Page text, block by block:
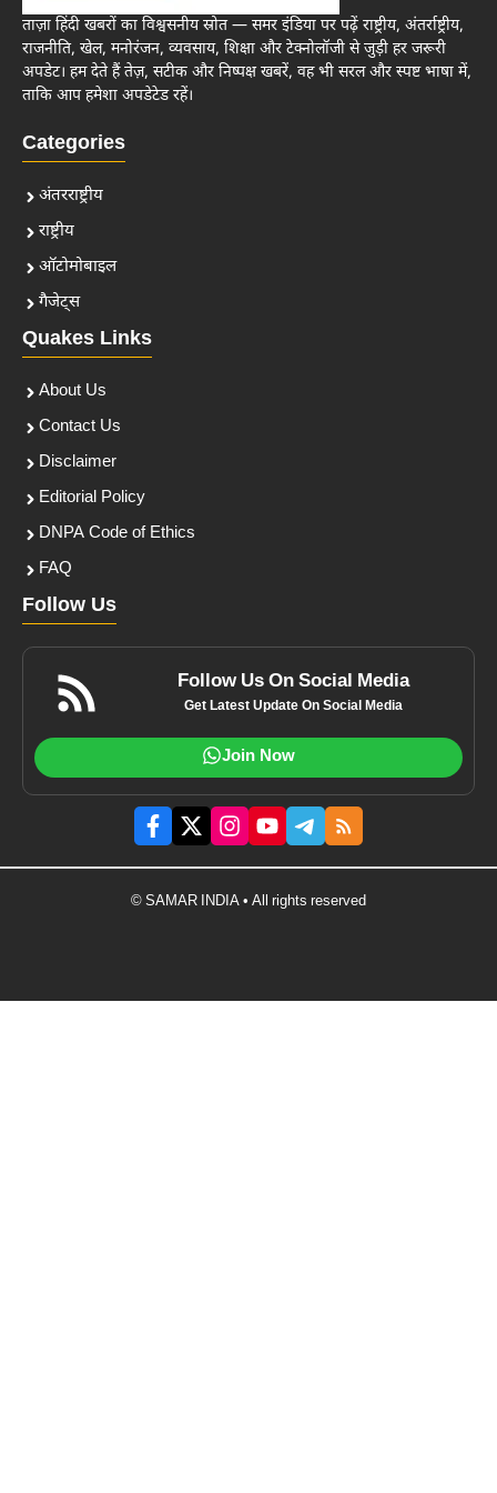
ताज़ा हिंदी खबरों का विश्वसनीय स्रोत — समर इंडिया पर पढ़ें राष्ट्रीय, अंतर्राष्ट्रीय,
राजनीति, खेल, मनोरंजन, व्यवसाय, शिक्षा और टेक्नोलॉजी से जुड़ी हर जरूरी
अपडेट। हम देते हैं तेज़, सटीक और निष्पक्ष खबरें, वह भी सरल और स्पष्ट भाषा में,
ताकि आप हमेशा अपडेटेड रहें।
Categories
अंतरराष्ट्रीय
राष्ट्रीय
ऑटोमोबाइल
गैजेट्स
Quakes Links
About Us
Contact Us
Disclaimer
Editorial Policy
DNPA Code of Ethics
FAQ
Follow Us
Follow Us On Social Media
Get Latest Update On Social Media
Join Now
© SAMAR INDIA • All rights reserved